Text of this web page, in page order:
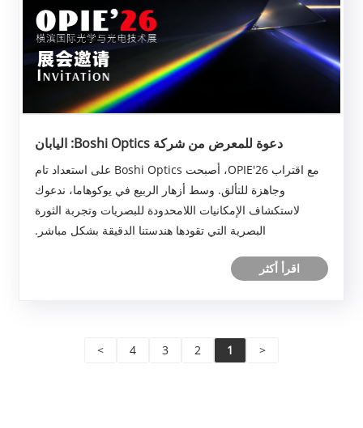
دعوة للمعرض من شركة Boshi Optics: اليابان
مع اقتراب OPIE'26، أصبحت Boshi Optics على استعداد تام
وجاهزة للتألق. وسط أزهار الربيع في يوكوهاما، ندعوك
لاستكشاف الإمكانيات اللامحدودة للبصريات وتجربة الثورة
البصرية التي تقودها هندستنا الدقيقة بشكل مباشر.
اقرأ أكثر
<
1
2
3
4
>